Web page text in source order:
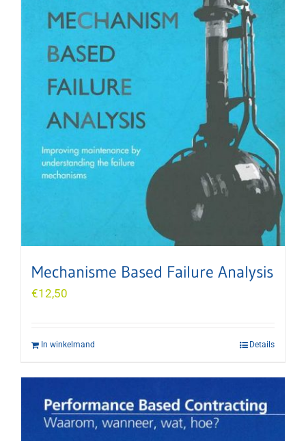
Mechanisme Based Failure Analysis
€12,50
In winkelmand Details